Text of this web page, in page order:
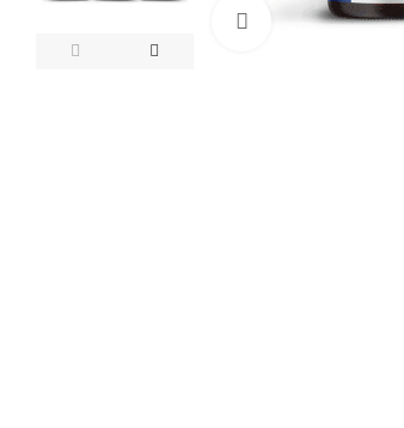
Нажмите,